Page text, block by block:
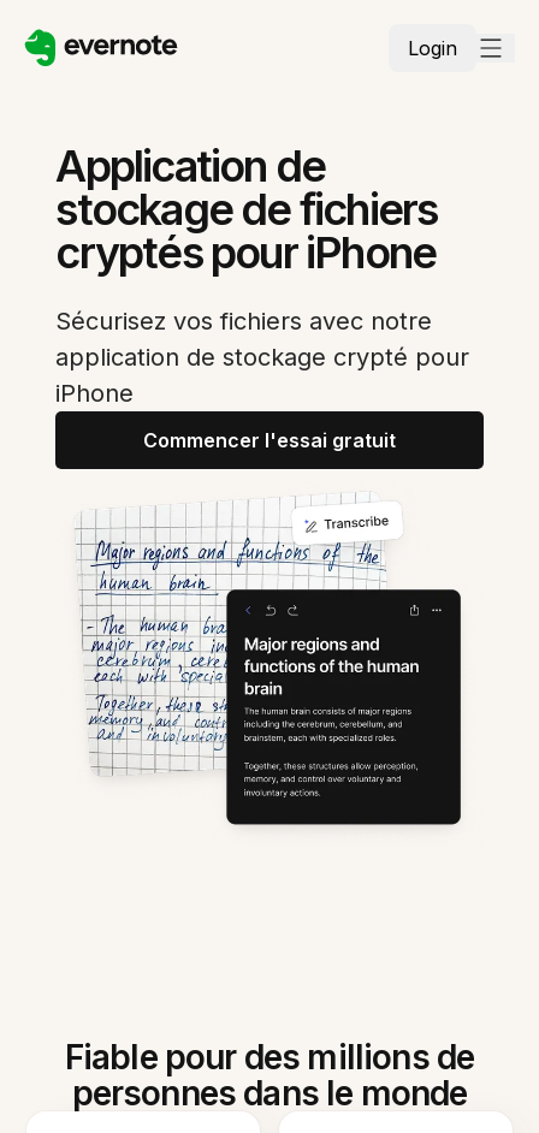
Login
Application de
stockage de fichiers
cryptés pour iPhone
Sécurisez vos fichiers avec notre
application de stockage crypté pour
iPhone
Commencer l'essai gratuit
Fiable pour des millions de
personnes dans le monde